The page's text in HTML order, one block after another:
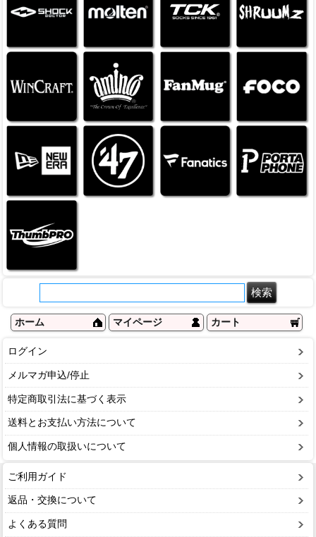
ホーム マイページ カート
ログイン
メルマガ申込/停止
特定商取引法に基づく表示
送料とお支払い方法について
個人情報の取扱いについて
ご利用ガイド
返品・交換について
よくある質問